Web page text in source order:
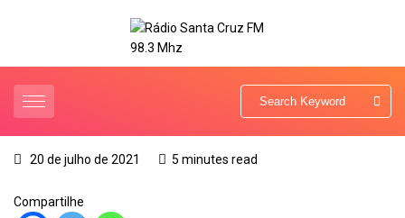
20 de julho de 2021 5 minutes read
Compartilhe